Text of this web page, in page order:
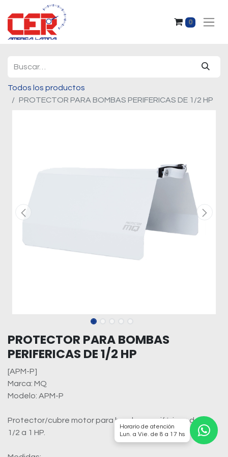
0
Todos los productos
PROTECTOR PARA BOMBAS PERIFERICAS DE 1/2 HP
PROTECTOR PARA BOMBAS
PERIFERICAS DE 1/2 HP
[APM-P]
Marca: MQ
Modelo: APM-P
Protector/cubre motor para bombas periféricas desde
1/2 a 1 HP.
Horario de atención
Lun. a Vie. de 8 a 17 hs